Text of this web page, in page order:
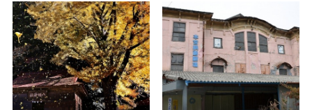
古殿八幡神社 の詳細は
こちら
本宮映画劇場 の詳細は
こちら